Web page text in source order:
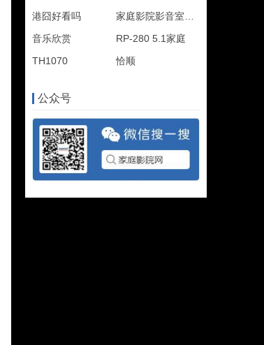
港囧好看吗
音乐欣赏
RP-280 5.1家庭
TH1070
恰顺
公众号